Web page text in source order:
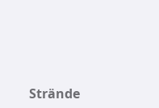
Strände